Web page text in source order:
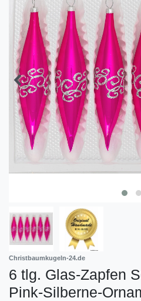
Christbaumkugeln-24.de
6 tlg. Glas-Zapfen
Pink-Silberne-